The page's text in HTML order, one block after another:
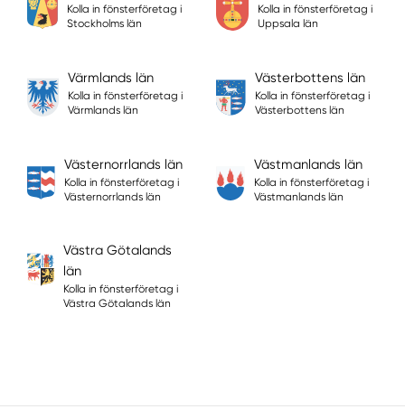
Kolla in fönsterföretag i
Stockholms län
Kolla in fönsterföretag i
Uppsala län
Värmlands län
Kolla in fönsterföretag i
Värmlands län
Västerbottens län
Kolla in fönsterföretag i
Västerbottens län
Västernorrlands län
Kolla in fönsterföretag i
Västernorrlands län
Västmanlands län
Kolla in fönsterföretag i
Västmanlands län
Västra Götalands
län
Kolla in fönsterföretag i
Västra Götalands län